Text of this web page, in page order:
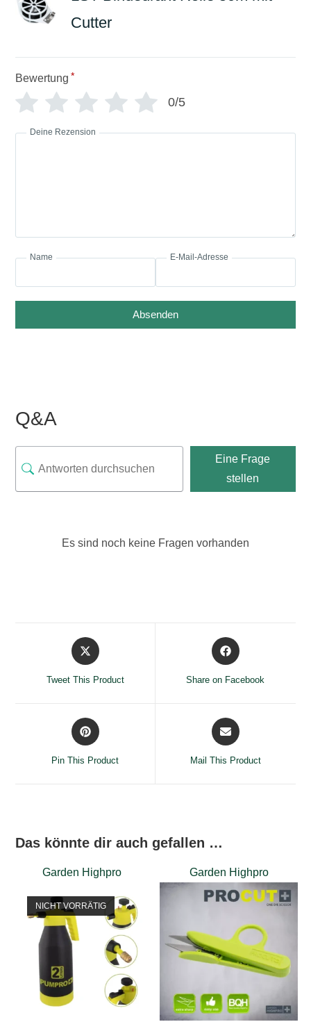
Cutter
Bewertung *
0/5
Deine Rezension
Name E-Mail-Adresse
Absenden
Q&A
Eine Frage
stellen
Es sind noch keine Fragen vorhanden
Opens
in
Tweet This Product
Opens
in
Share on Facebook
Opens
in
Pin This Product
Opens
in
Mail This Product
Das könnte dir auch gefallen …
Garden Highpro
NICHT VORRÄTIG
Garden Highpro